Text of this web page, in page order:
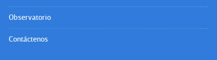
Observatorio
Contáctenos